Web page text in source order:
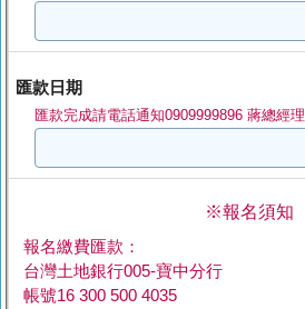
匯款日期
匯款完成請電話通知0909999896 蔣總經理
※報名須知
報名繳費匯款：
台灣土地銀行005-寶中分行
帳號16 300 500 4035